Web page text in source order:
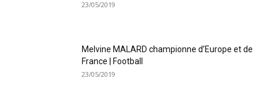
23/05/2019
Melvine MALARD championne d’Europe et de
France | Football
23/05/2019